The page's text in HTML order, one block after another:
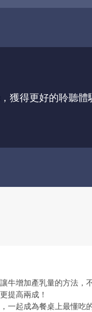
獲得更好的聆聽體
牛增加產乳量的方法
提高兩成！
一起成為餐桌上最懂吃